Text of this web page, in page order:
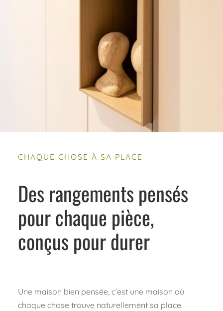
CHAQUE CHOSE À SA PLACE
Des rangements pensés
pour chaque pièce,
conçus pour durer
Une maison bien pensée, c’est une maison où
chaque chose trouve naturellement sa place.